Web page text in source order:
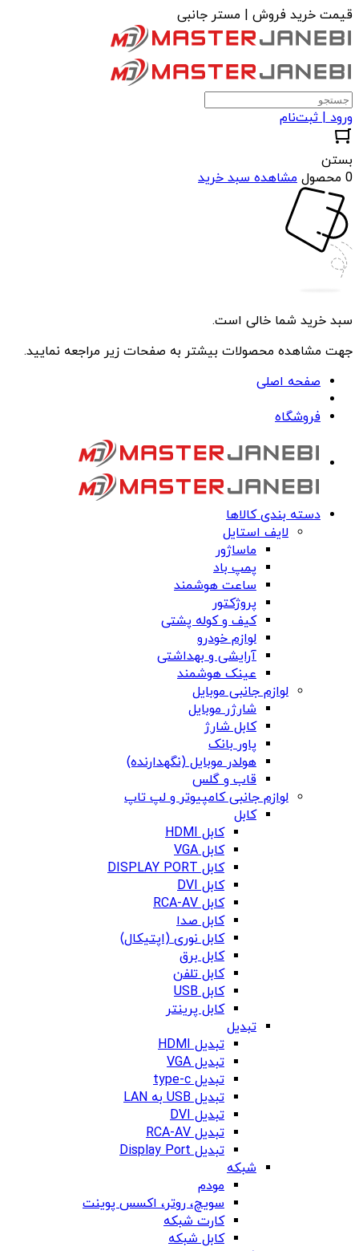
قیمت خرید فروش | مستر جانبی
ورود | ثبت‌نام
بستن
0 محصول
مشاهده سبد خرید
سبد خرید شما خالی است.
جهت مشاهده محصولات بیشتر به صفحات زیر مراجعه نمایید.
صفحه اصلی
فروشگاه
دسته بندی کالاها
لایف استایل
ماساژور
پمپ باد
ساعت هوشمند
پروژکتور
کیف و کوله پشتی
لوازم خودرو
آرایشی و بهداشتی
عینک هوشمند
لوازم جانبی موبایل
شارژر موبایل
کابل شارژ
پاور بانک
هولدر موبایل (نگهدارنده)
قاب و گلس
لوازم جانبی کامپیوتر و لپ تاپ
کابل
کابل HDMI
کابل VGA
کابل DISPLAY PORT
کابل DVI
کابل RCA-AV
کابل صدا
کابل نوری (اپتیکال)
کابل برق
کابل تلفن
کابل USB
کابل پرینتر
تبدیل
تبدیل HDMI
تبدیل VGA
تبدیل type-c
تبدیل USB به LAN
تبدیل DVI
تبدیل RCA-AV
تبدیل Display Port
شبکه
مودم
سویچ، روتر، اکسس پوینت
کارت شبکه
کابل شبکه